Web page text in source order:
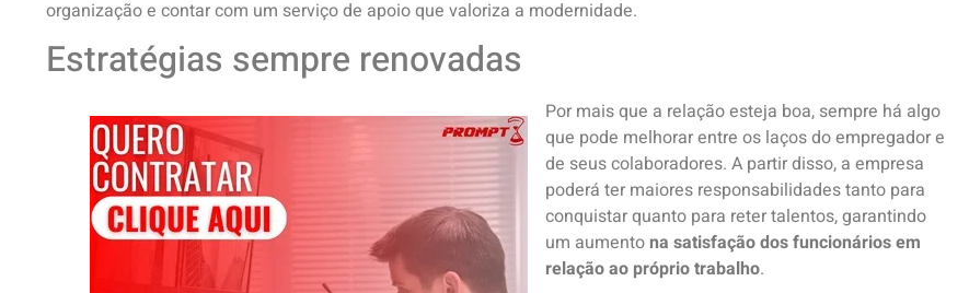
organização e contar com um serviço de apoio que valoriza a modernidade.
Estratégias sempre renovadas
Por mais que a relação esteja boa, sempre há algo
que pode melhorar entre os laços do empregador e
de seus colaboradores. A partir disso, a empresa
poderá ter maiores responsabilidades tanto para
conquistar quanto para reter talentos, garantindo
um aumento na satisfação dos funcionários em
relação ao próprio trabalho.